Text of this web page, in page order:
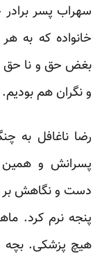
سهراب پسر برادر
خانواده که به
بغض حق و نا حق و
و نگران هم بودیم.
رضا ناغافل به
پسرانش و
دست و نگاهش
پنجه نرم کرد.
هیچ پزشکی. بچه